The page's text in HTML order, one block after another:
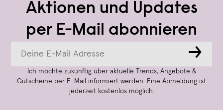
Aktionen und Updates
per E-Mail abonnieren
→
Ich möchte zukünftig über aktuelle Trends, Angebote &
Gutscheine per E-Mail informiert werden. Eine Abmeldung ist
jederzeit kostenlos möglich.